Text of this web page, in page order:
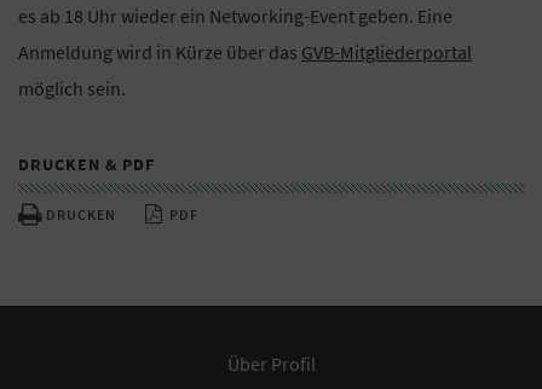
es ab 18 Uhr wieder ein Networking-Event geben. Eine
Anmeldung wird in Kürze über das GVB-Mitgliederportal
möglich sein.
DRUCKEN & PDF
DRUCKEN PDF
Über Profil